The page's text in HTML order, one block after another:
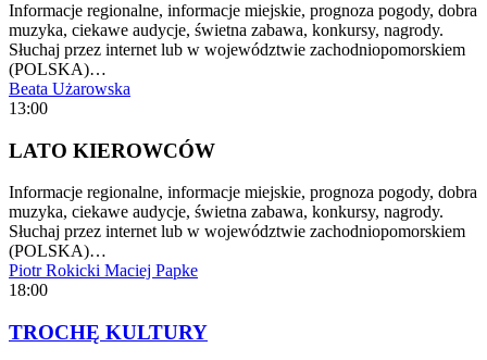
Informacje regionalne, informacje miejskie, prognoza pogody, dobra
muzyka, ciekawe audycje, świetna zabawa, konkursy, nagrody.
Słuchaj przez internet lub w województwie zachodniopomorskiem
(POLSKA)…
Beata Użarowska
13:00
LATO KIEROWCÓW
Informacje regionalne, informacje miejskie, prognoza pogody, dobra
muzyka, ciekawe audycje, świetna zabawa, konkursy, nagrody.
Słuchaj przez internet lub w województwie zachodniopomorskiem
(POLSKA)…
Piotr Rokicki Maciej Papke
18:00
TROCHĘ KULTURY